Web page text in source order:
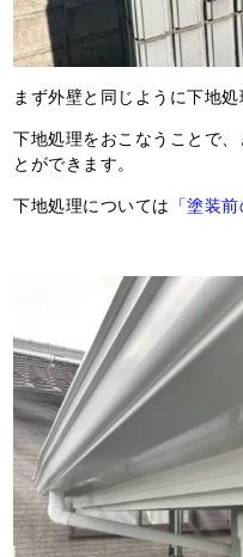
まず外壁と同じように下地処
下地処理をおこなうことで
とができます。
下地処理については 「塗装